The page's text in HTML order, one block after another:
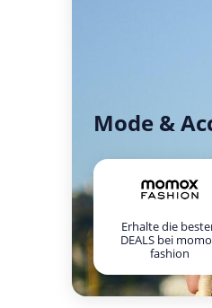
Mode &
Erhalte die
DEALS bei
fashion